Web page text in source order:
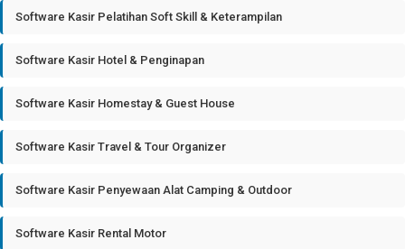
Software Kasir Pelatihan Soft Skill & Keterampilan
Software Kasir Hotel & Penginapan
Software Kasir Homestay & Guest House
Software Kasir Travel & Tour Organizer
Software Kasir Penyewaan Alat Camping & Outdoor
Software Kasir Rental Motor